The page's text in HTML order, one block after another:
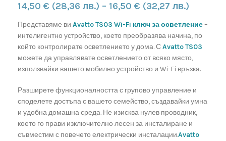
14,50 € (28,36 лв.) – 16,50 € (32,27 лв.)
Представяме ви Avatto TS03 Wi-Fi ключ за осветление–
интелигентно устройство, което преобразява начина, по
който контролирате осветлението у дома. СAvatto TS03
можете да управлявате осветлението от всяко място,
използвайки вашето мобилно устройство и Wi-Fi връзка.
Разширете функционалността с групово управление и
споделете достъпа с вашето семейство, създавайки умна
и удобна домашна среда. Не изисква нулев проводник,
което го прави изключително лесен за инсталиране и
съвместим с повечето електрически инсталации.Avatto